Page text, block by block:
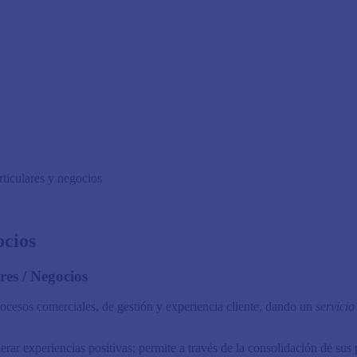
y negocios
/ Negocios
comerciales, de gestión y experien­cia cliente, dando un
experiencias positivas; permite a través de la consolidación de